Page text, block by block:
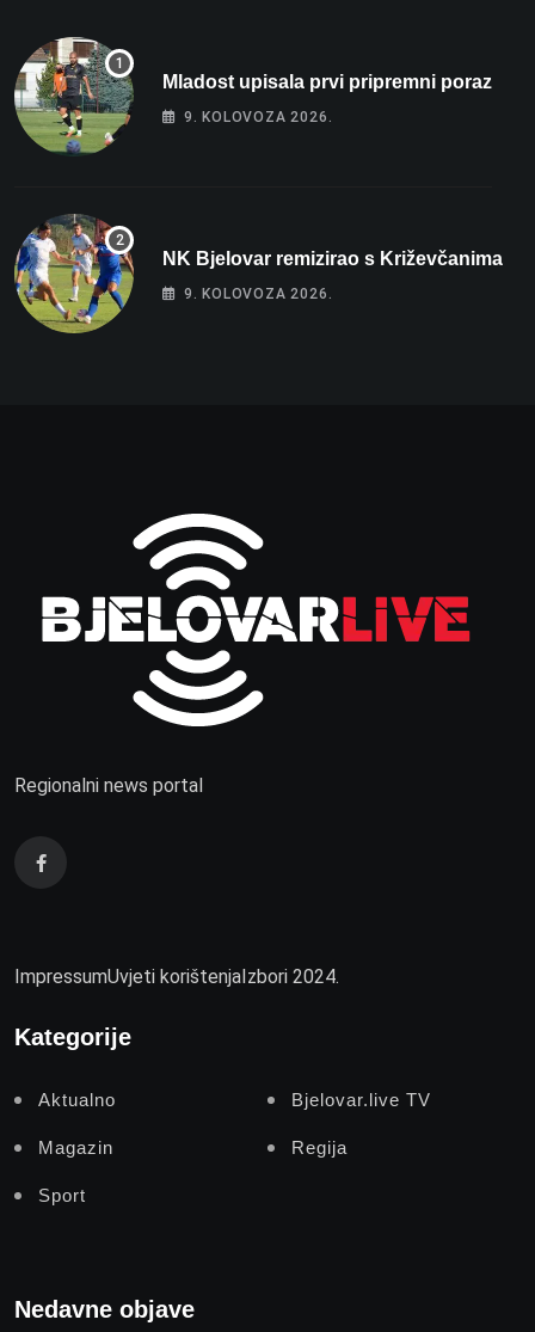
Mladost upisala prvi pripremni poraz
9. KOLOVOZA 2026.
NK Bjelovar remizirao s Križevčanima
9. KOLOVOZA 2026.
Regionalni news portal
ImpressumUvjeti korištenjaIzbori 2024.
Kategorije
Aktualno Bjelovar.live TV
Magazin Regija
Sport
Nedavne objave